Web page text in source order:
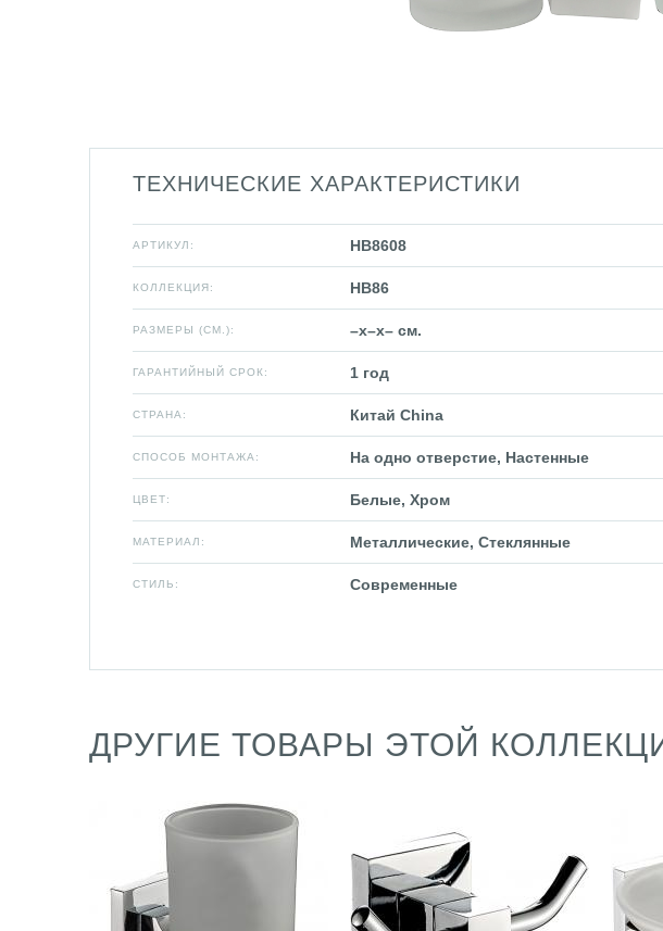
ТЕХНИЧЕСКИЕ ХАРАКТЕРИСТИКИ
АРТИКУЛ: HB8608
КОЛЛЕКЦИЯ: HB86
РАЗМЕРЫ (СМ.): –x–x– см.
ГАРАНТИЙНЫЙ СРОК: 1 год
СТРАНА: Китай China
СПОСОБ МОНТАЖА: На одно отверстие, Настенные
ЦВЕТ: Белые, Хром
МАТЕРИАЛ: Металлические, Стеклянные
СТИЛЬ: Современные
ДРУГИЕ ТОВАРЫ ЭТОЙ